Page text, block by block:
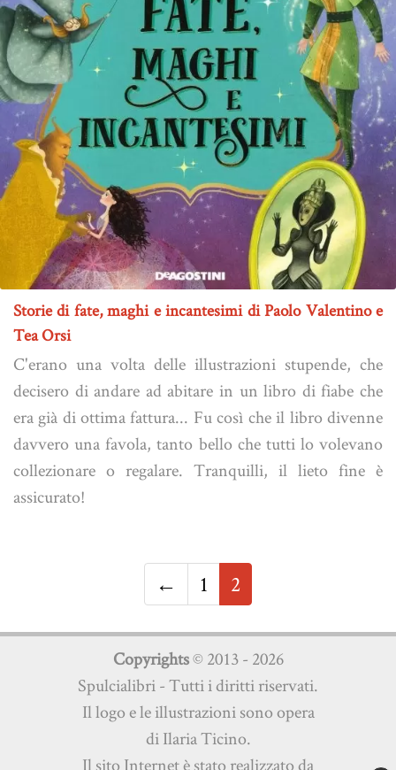
Storie di fate, maghi e incantesimi di Paolo Valentino e
Tea Orsi
C'erano una volta delle illustrazioni stupende, che
decisero di andare ad abitare in un libro di fiabe che
era già di ottima fattura... Fu così che il libro divenne
davvero una favola, tanto bello che tutti lo volevano
collezionare o regalare. Tranquilli, il lieto fine è
assicurato!
← 1 2
Copyrights© 2013 - 2026
Spulcialibri - Tutti i diritti riservati.
Il logo e le illustrazioni sono opera
di Ilaria Ticino.
Il sito Internet è stato realizzato da